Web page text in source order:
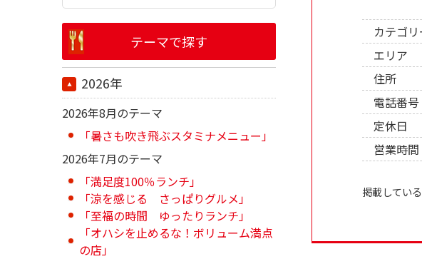
カテゴリ
エリア
住所
電話番号
定休日
営業時間
掲載してい
テーマで探す
2026年
2026年8月のテーマ
「暑さも吹き飛ぶスタミナメニュー」
2026年7月のテーマ
「満足度100％ランチ」
「涼を感じる さっぱりグルメ」
「至福の時間 ゆったりランチ」
「オハシを止めるな！ボリューム満点
の店」